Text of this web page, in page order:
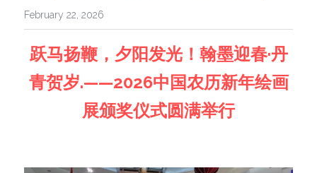
February 22, 2026
跃马扬鞭，夕阳发光！翰墨迎春·丹
青贺岁.——2026中国农历新年绘画
展颁奖仪式圆满举行